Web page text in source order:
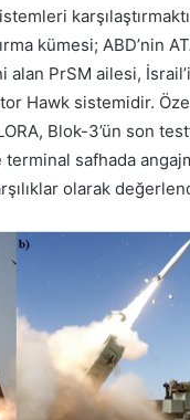
kümesi; ABD’nin
alan PrSM ailesi,
Hawk sistemidir.
Blok-3’ün son
safhada
olarak